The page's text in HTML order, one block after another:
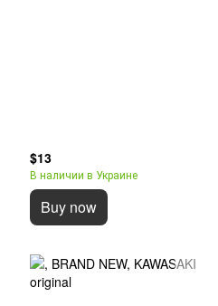
$13
В наличии в Украине
Buy now